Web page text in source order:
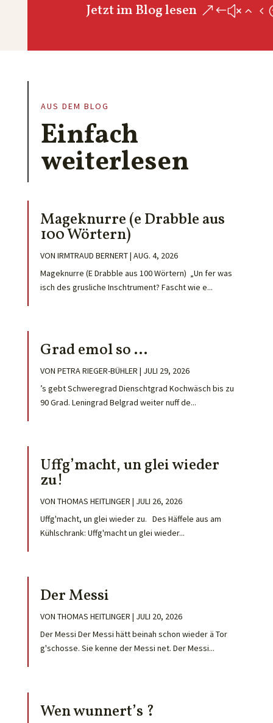
Jetzt im Blog lesen
AUS DEM BLOG
Einfach
weiterlesen
Mageknurre (e Drabble aus
100 Wörtern)
VON IRMTRAUD BERNERT| AUG. 4, 2026
Mageknurre (E Drabble aus 100 Wörtern) „Un fer was
isch des grusliche Inschtrument? Fascht wie e...
Grad emol so …
VON PETRA RIEGER-BÜHLER | JULI 29, 2026
’s gebt Schweregrad Dienschtgrad Kochwäsch bis zu
90 Grad. Leningrad Belgrad weiter nuff de...
Uffg’macht, un glei wieder
zu!
VON THOMAS HEITLINGER | JULI 26, 2026
Uffg'macht, un glei wieder zu. Des Häffele aus am
Kühlschrank: Uffg'macht un glei wieder...
Der Messi
VON THOMAS HEITLINGER | JULI 20, 2026
Der Messi Der Messi hätt beinah schon wieder ä Tor
g'schosse. Sie kenne der Messi net. Der Messi...
Wen wunnert’s ?